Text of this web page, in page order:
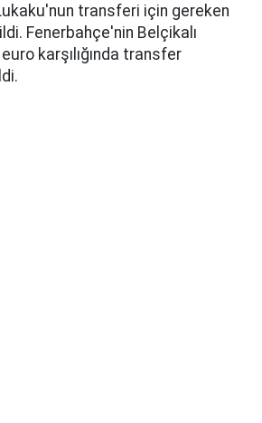
transferi için gereken
Fenerbahçe'nin Belçikalı
karşılığında transfer